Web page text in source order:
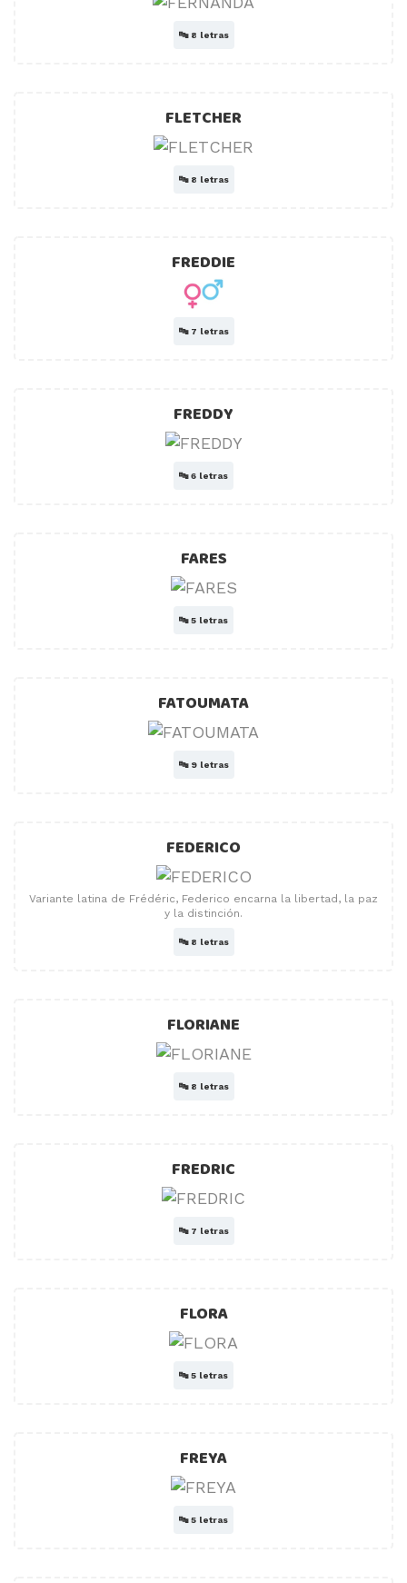
🔤 8 letras
FLETCHER
🔤 8 letras
FREDDIE
🔤 7 letras
FREDDY
🔤6 letras
FARES
🔤5 letras
FATOUMATA
🔤 9 letras
FEDERICO
Variante latina de Frédéric, Federico encarna la libertad, la paz
y la distinción.
🔤 8 letras
FLORIANE
🔤 8 letras
FREDRIC
🔤 7 letras
FLORA
🔤5 letras
FREYA
🔤5 letras